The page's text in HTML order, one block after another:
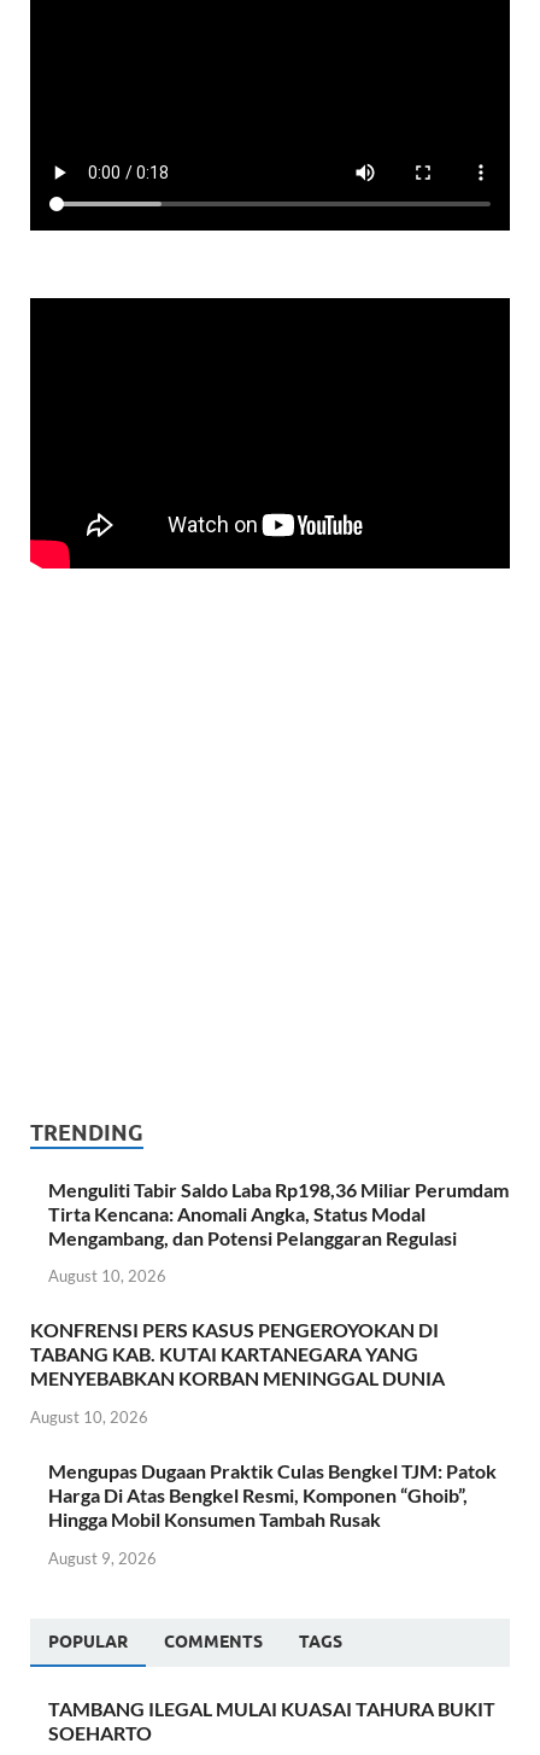
TRENDING
Menguliti Tabir Saldo Laba Rp198,36 Miliar Perumdam
Tirta Kencana: Anomali Angka, Status Modal
Mengambang, dan Potensi Pelanggaran Regulasi
August 10, 2026
KONFRENSI PERS KASUS PENGEROYOKAN DI
TABANG KAB. KUTAI KARTANEGARA YANG
MENYEBABKAN KORBAN MENINGGAL DUNIA
August 10, 2026
Mengupas Dugaan Praktik Culas Bengkel TJM: Patok
Harga Di Atas Bengkel Resmi, Komponen “Ghoib”,
Hingga Mobil Konsumen Tambah Rusak
August 9, 2026
POPULAR COMMENTS TAGS
TAMBANG ILEGAL MULAI KUASAI TAHURA BUKIT
SOEHARTO